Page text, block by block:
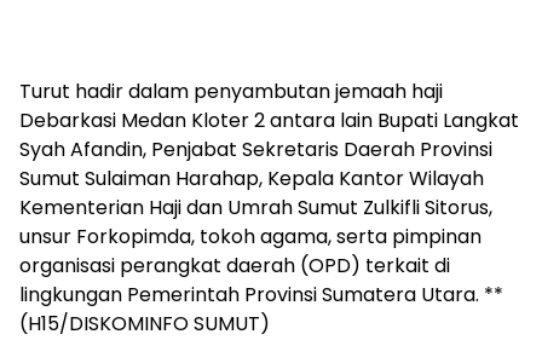
Turut hadir dalam penyambutan jemaah haji
Debarkasi Medan Kloter 2 antara lain Bupati Langkat
Syah Afandin, Penjabat Sekretaris Daerah Provinsi
Sumut Sulaiman Harahap, Kepala Kantor Wilayah
Kementerian Haji dan Umrah Sumut Zulkifli Sitorus,
unsur Forkopimda, tokoh agama, serta pimpinan
organisasi perangkat daerah (OPD) terkait di
lingkungan Pemerintah Provinsi Sumatera Utara. **
(H15/DISKOMINFO SUMUT)